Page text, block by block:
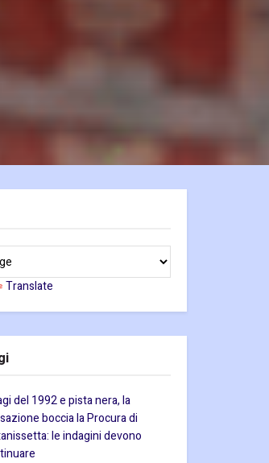
Translate
del 1992 e pista nera, la
boccia la Procura di
le indagini devono